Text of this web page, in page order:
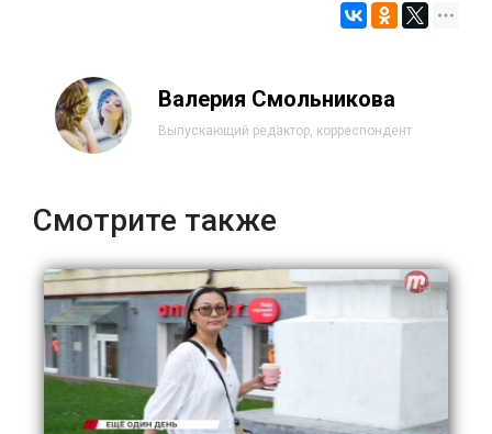
Валерия Смольникова
Выпускающий редактор, корреспондент
Смотрите также